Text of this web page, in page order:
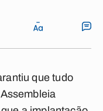
que tudo